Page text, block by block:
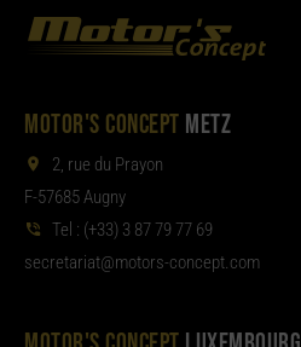
MOTOR'S CONCEPT METZ
2, rue du Prayon
F-57685 Augny
Tel : (+33) 3 87 79 77 69
moc.tpecnoc-sro
tom@tair
aterces